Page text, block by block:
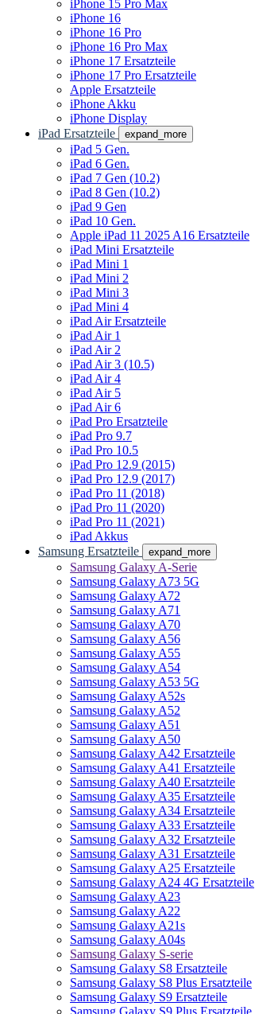
iPhone 15 Pro Max
iPhone 16
iPhone 16 Pro
iPhone 16 Pro Max
iPhone 17 Ersatzteile
iPhone 17 Pro Ersatzteile
Apple Ersatzteile
iPhone Akku
iPhone Display
iPad Ersatzteile
expand_more
iPad 5 Gen.
iPad 6 Gen.
iPad 7 Gen (10.2)
iPad 8 Gen (10.2)
iPad 9 Gen
iPad 10 Gen.
Apple iPad 11 2025 A16 Ersatzteile
iPad Mini Ersatzteile
iPad Mini 1
iPad Mini 2
iPad Mini 3
iPad Mini 4
iPad Air Ersatzteile
iPad Air 1
iPad Air 2
iPad Air 3 (10.5)
iPad Air 4
iPad Air 5
iPad Air 6
iPad Pro Ersatzteile
iPad Pro 9.7
iPad Pro 10.5
iPad Pro 12.9 (2015)
iPad Pro 12.9 (2017)
iPad Pro 11 (2018)
iPad Pro 11 (2020)
iPad Pro 11 (2021)
iPad Akkus
Samsung Ersatzteile
expand_more
Samsung Galaxy A-Serie
Samsung Galaxy A73 5G
Samsung Galaxy A72
Samsung Galaxy A71
Samsung Galaxy A70
Samsung Galaxy A56
Samsung Galaxy A55
Samsung Galaxy A54
Samsung Galaxy A53 5G
Samsung Galaxy A52s
Samsung Galaxy A52
Samsung Galaxy A51
Samsung Galaxy A50
Samsung Galaxy A42 Ersatzteile
Samsung Galaxy A41 Ersatzteile
Samsung Galaxy A40 Ersatzteile
Samsung Galaxy A35 Ersatzteile
Samsung Galaxy A34 Ersatzteile
Samsung Galaxy A33 Ersatzteile
Samsung Galaxy A32 Ersatzteile
Samsung Galaxy A31 Ersatzteile
Samsung Galaxy A25 Ersatzteile
Samsung Galaxy A24 4G Ersatzteile
Samsung Galaxy A23
Samsung Galaxy A22
Samsung Galaxy A21s
Samsung Galaxy A04s
Samsung Galaxy S-serie
Samsung Galaxy S8 Ersatzteile
Samsung Galaxy S8 Plus Ersatzteile
Samsung Galaxy S9 Ersatzteile
Samsung Galaxy S9 Plus Ersatzteile